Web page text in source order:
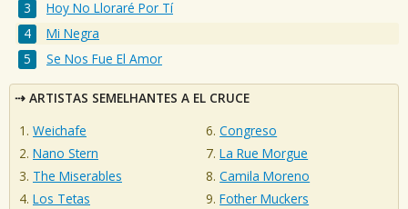
Hoy No Lloraré Por Tí
Mi Negra
Se Nos Fue El Amor
ARTISTAS SEMELHANTES A EL CRUCE
Weichafe
Nano Stern
The Miserables
Los Tetas
Congreso
La Rue Morgue
Camila Moreno
Fother Muckers